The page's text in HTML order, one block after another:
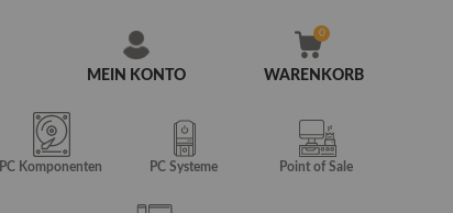
MEIN KONTO WARENKORB
PC Komponenten PC Systeme Point of Sale